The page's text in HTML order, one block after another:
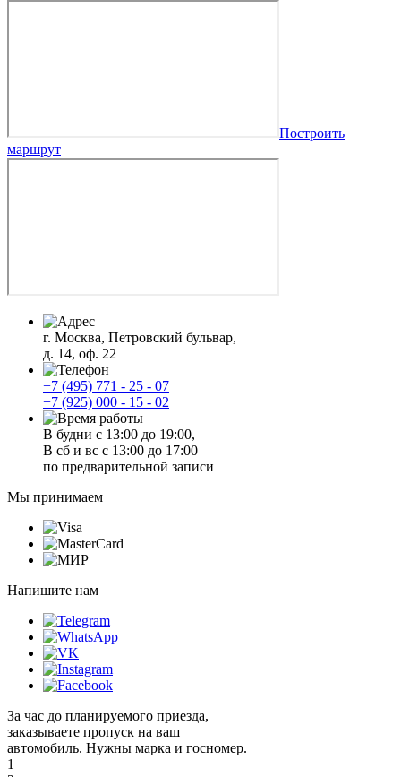
Построить
маршрут
г. Москва, Петровский бульвар,
д. 14, оф. 22
+7 (495) 771 - 25 - 07
+7 (925) 000 - 15 - 02
В будни с 13:00 до 19:00,
В сб и вс с 13:00 до 17:00
по предварительной записи
Мы принимаем
Напишите нам
За час до планируемого приезда,
заказываете пропуск на ваш
автомобиль. Нужны марка и госномер.
1